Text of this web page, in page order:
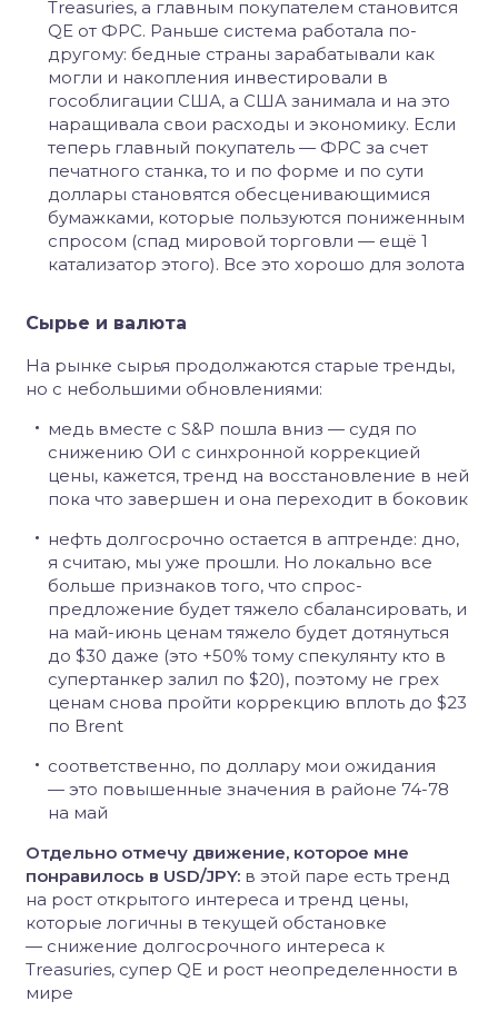
Treasuries, а главным покупателем становится
QE от ФРС. Раньше система работала по-
другому: бедные страны зарабатывали как
могли и накопления инвестировали в
гособлигации США, а США занимала и на это
наращивала свои расходы и экономику. Если
теперь главный покупатель — ФРС за счет
печатного станка, то и по форме и по сути
доллары становятся обесценивающимися
бумажками, которые пользуются пониженным
спросом (спад мировой торговли — ещё 1
катализатор этого). Все это хорошо для золота
Сырье и валюта
На рынке сырья продолжаются старые тренды,
но с небольшими обновлениями:
медь вместе с S&P пошла вниз — судя по
снижению ОИ с синхронной коррекцией
цены, кажется, тренд на восстановление в ней
пока что завершен и она переходит в боковик
нефть долгосрочно остается в аптренде: дно,
я считаю, мы уже прошли. Но локально все
больше признаков того, что спрос-
предложение будет тяжело сбалансировать, и
на май-июнь ценам тяжело будет дотянуться
до $30 даже (это +50% тому спекулянту кто в
супертанкер залил по $20), поэтому не грех
ценам снова пройти коррекцию вплоть до $23
по Brent
соответственно, по доллару мои ожидания
— это повышенные значения в районе 74-78
на май
Отдельно отмечу движение, которое мне
понравилось в USD/JPY: в этой паре есть тренд
на рост открытого интереса и тренд цены,
которые логичны в текущей обстановке
— снижение долгосрочного интереса к
Treasuries, супер QE и рост неопределенности в
мире